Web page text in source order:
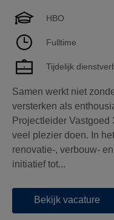
HBO
Fulltime
Tijdelijk
Samen werkt niet
versterken als
Projectleider Vastgoed
veel plezier doen. In
renovatie-, verbouw-
initiatief tot...
Bekijk vacature